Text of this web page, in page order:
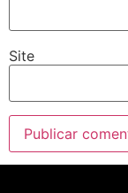
Site